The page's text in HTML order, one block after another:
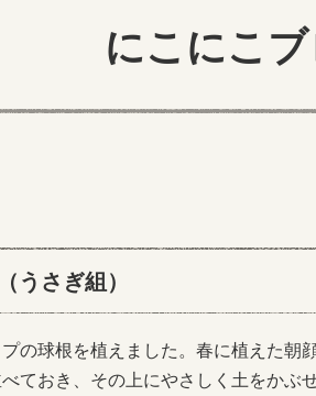
にこにこ
うさぎ組）
の球根を植えました。春に植えた朝
ておき、その上にやさしく土をかぶ